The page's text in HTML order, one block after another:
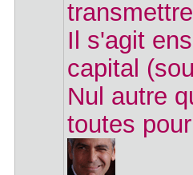
Il s'agit
capital
Nul autre
toutes